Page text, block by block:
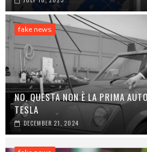
fake news
NO, QUESTA NON È LA PRIMA
TESLA
DECEMBER 21, 2024